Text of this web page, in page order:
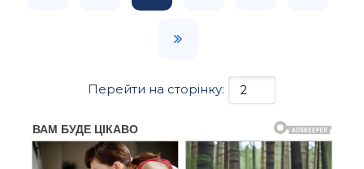
Перейти на сторінку: